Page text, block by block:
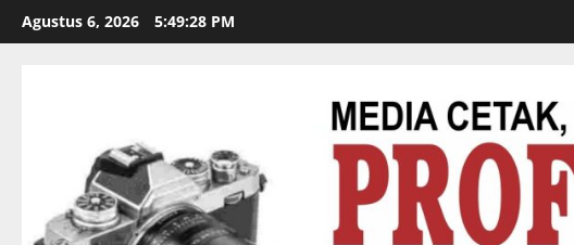
Agustus 6, 2026 5:49:29 PM